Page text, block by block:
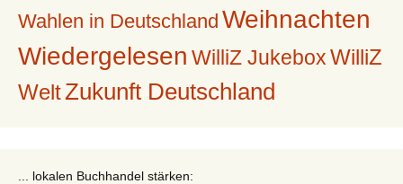
Wahlen in Deutschland Weihnachten
Wiedergelesen WilliZ Jukebox WilliZ
WeltZukunft Deutschland
... lokalen Buchhandel stärken: